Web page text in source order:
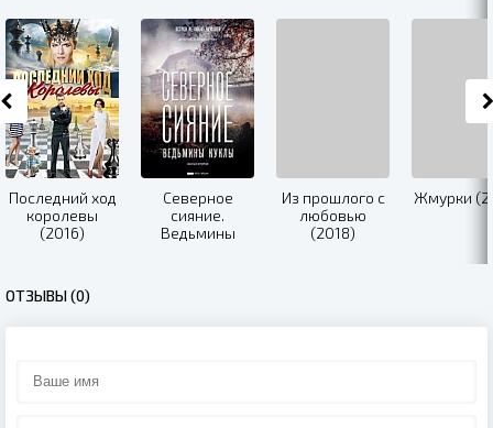
Последний ход
королевы
(2016)
Северное
сияние.
Ведьмины
Из прошлого с
любовью
(2018)
Жмурки
ОТЗЫВЫ (0)